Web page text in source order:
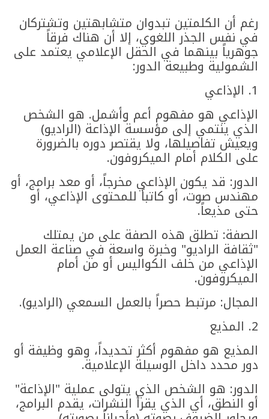
رغم أن الكلمتين تبدوان متشابهتين وتشتركان
في نفس الجذر اللغوي، إلا أن هناك فرقاً
جوهرياً بينهما في الحقل الإعلامي يعتمد على
الشمولية وطبيعة الدور:
​1. الإذاعي
​الإذاعي هو مفهوم أعم وأشمل. هو الشخص
الذي ينتمي إلى مؤسسة الإذاعة (الراديو)
ويعيش تفاصيلها، ولا يقتصر دوره بالضرورة
على الكلام أمام الميكروفون.
​الدور: قد يكون الإذاعي مخرجاً، أو معد برامج، أو
مهندس صوت، أو كاتباً للمحتوى الإذاعي، أو
حتى مذيعاً.
​الصفة: تطلق هذه الصفة على من يمتلك
"ثقافة الراديو" وخبرة واسعة في صناعة العمل
الإذاعي من خلف الكواليس أو من أمام
الميكروفون.
​المجال: مرتبط حصراً بالعمل السمعي (الراديو).
​2. المذيع
​المذيع هو مفهوم أكثر تحديداً، وهو وظيفة أو
دور محدد داخل الوسيلة الإعلامية.
​الدور: هو الشخص الذي يتولى عملية "الإذاعة"
أو النطق، أي الذي يقرأ النشرات، يقدم البرامج،